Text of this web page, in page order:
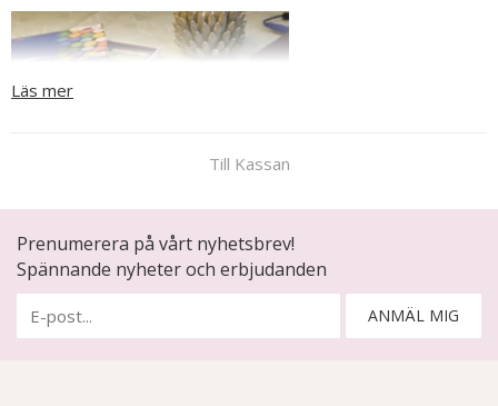
Läs mer
Till Kassan
Prenumerera på vårt nyhetsbrev!
Spännande nyheter och erbjudanden
ANMÄL MIG